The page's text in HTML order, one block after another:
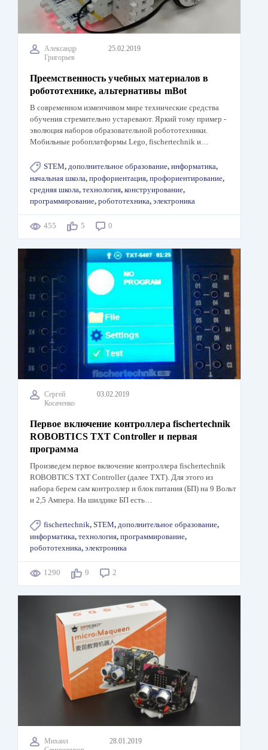
Александр
Григорьев
25.02.2019
Преемственность учебных материалов в
робототехнике, альтернативы mBot
В современном изменчивом мире технические средства
обучения стремительно устаревают. Яркий тому пример -
эволюция наборов образовательной робототехники.
Мобильные робоплатформы Lego, fischertechnik и…
STEM, дополнительное образование, информатика,
начальная школа, профориентация, профориентирование,
средняя школа, технология, конструирование,
программирование, робототехника, электроника
455 5 0
Сергей
Косаченко
03.02.2019
Первое включение контроллера fischertechnik
ROBOBTICS TXT Controller и первая
программа
Произведем первое включение контроллера fischertechnik
ROBOBTICS TXT Controller (далее TXT). Для этого из
набора берем сам контроллер и блок питания (БП) на 9 Вольт
и 2,5 Ампера. На шилдике БП есть…
fischertechnik, STEM, дополнительное образование,
информатика, технология, программирование,
робототехника, электроника
1290 9 2
Михаил
28.01.2019